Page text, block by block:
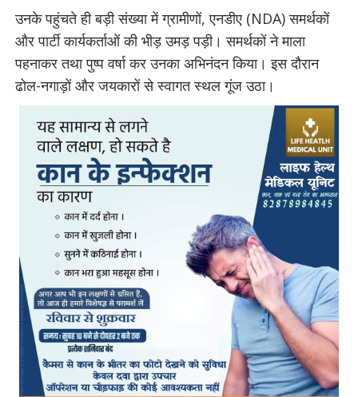
उनके पहुंचते ही बड़ी संख्या में ग्रामीणों, एनडीए (NDA) समर्थकों
और पार्टी कार्यकर्ताओं की भीड़ उमड़ पड़ी। समर्थकों ने माला
पहनाकर तथा पुष्प वर्षा कर उनका अभिनंदन किया। इस दौरान
ढोल-नगाड़ों और जयकारों से स्वागत स्थल गूंज उठा।